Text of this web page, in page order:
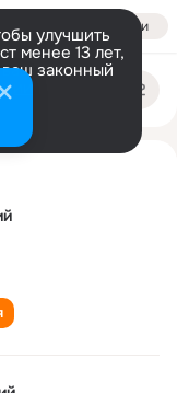
Войти
улучшить
менее 13 лет,
законный